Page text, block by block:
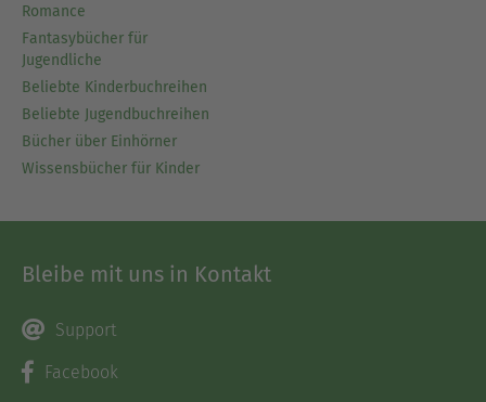
Romance
Fantasybücher für
Jugendliche
Beliebte Kinderbuchreihen
Beliebte Jugendbuchreihen
Bücher über Einhörner
Wissensbücher für Kinder
Bleibe mit uns in Kontakt
Support
Facebook